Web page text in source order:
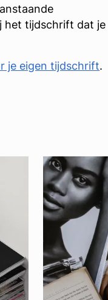
het tijdschrift dat je
je eigen tijdschrift.